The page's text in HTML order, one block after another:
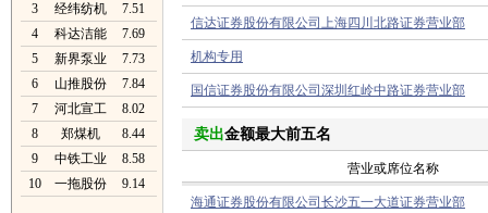
3
经纬纺机
7.51
4
科达洁能
7.69
5
新界泵业
7.73
6
山推股份
7.84
7
河北宣工
8.02
8
郑煤机
8.44
9
中铁工业
8.58
10
一拖股份 9.14
信达证券股份有限公司上海四川北路证券营业部
机构专用
国信证券股份有限公司深圳红岭中路证券营业部
卖出金额最大前五名
营业或席位名称
海通证券股份有限公司长沙五一大道证券营业部